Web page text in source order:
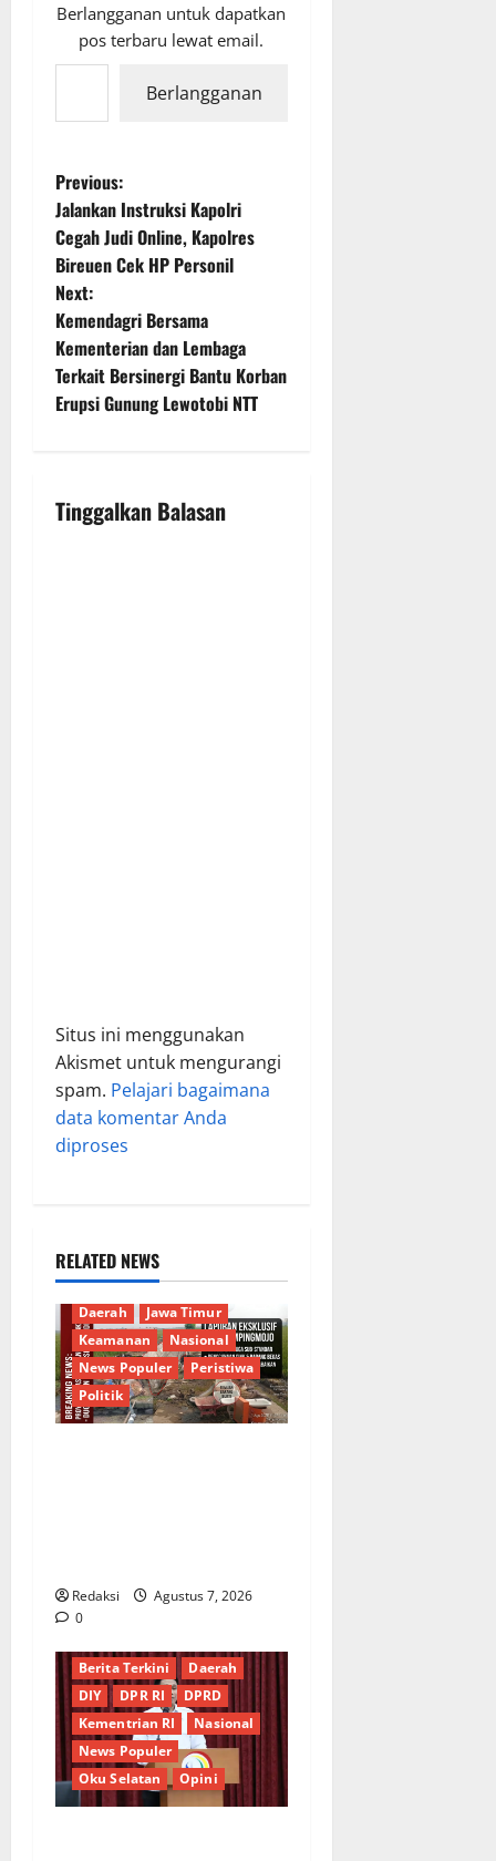
Berlangganan untuk dapatkan
pos terbaru lewat email.
Ketikkan email Anda...
Berlangganan
P
o
s
t
n
a
i
Previous:
Jalankan Instruksi Kapolri
Cegah Judi Online, Kapolres
Bireuen Cek HP Personil
Next:
Kemendagri Bersama
Kementerian dan Lembaga
Terkait Bersinergi Bantu Korban
Erupsi Gunung Lewotobi NTT
Tinggalkan Balasan
Situs ini menggunakan
Akismet untuk mengurangi
spam. Pelajari bagaimana
data komentar Anda
diproses
RELATED NEWS
Berita Terkini
Budaya
Daerah
Jawa Timur
Keamanan
Nasional
News Populer
Peristiwa
Politik
Redaksi
Agustus 7, 2026
0
Berita Terkini
Daerah
DIY
DPR RI
DPRD
Kementrian RI
Nasional
News Populer
Oku Selatan
Opini